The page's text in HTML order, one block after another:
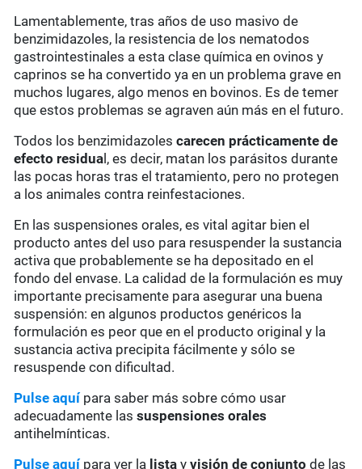
Lamentablemente, tras años de uso masivo de
benzimidazoles, la resistencia de los nematodos
gastrointestinales a esta clase química en ovinos y
caprinos se ha convertido ya en un problema grave en
muchos lugares, algo menos en bovinos. Es de temer
que estos problemas se agraven aún más en el futuro.
Todos los benzimidazolescarecen prácticamente de
efecto residua l, es decir, matan los parásitos durante
las pocas horas tras el tratamiento, pero no protegen
a los animales contra reinfestaciones.
En las suspensiones orales, es vital agitar bien el
producto antes del uso para resuspender la sustancia
activa que probablemente se ha depositado en el
fondo del envase. La calidad de la formulación es muy
importante precisamente para asegurar una buena
suspensión: en algunos productos genéricos la
formulación es peor que en el producto original y la
sustancia activa precipita fácilmente y sólo se
resuspende con dificultad.
Pulse aquípara saber más sobre cómo usar
adecuadamente lassuspensiones orales
antihelmínticas.
Pulse aquípara ver la lista yvisión de conjunto de las